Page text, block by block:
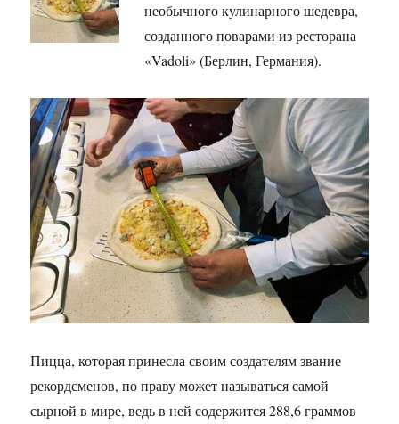
необычного кулинарного шедевра,
созданного поварами из ресторана
«Vadoli» (Берлин, Германия).
Пицца, которая принесла своим создателям звание
рекордсменов, по праву может называться самой
сырной в мире, ведь в ней содержится 288,6 граммов